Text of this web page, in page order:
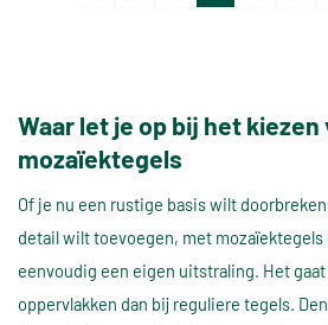
Waar let je op bij het kiezen
mozaïektegels
Of je nu een rustige basis wilt
detail wilt toevoegen, met
eenvoudig een eigen uitstraling. Het
oppervlakken dan bij reguliere tegels.